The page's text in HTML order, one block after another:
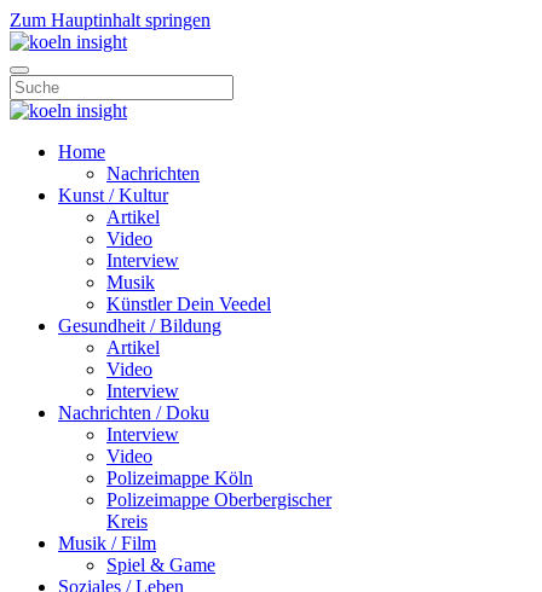
Zum Hauptinhalt springen
Home
Nachrichten
Kunst / Kultur
Artikel
Video
Interview
Musik
Künstler Dein Veedel
Gesundheit / Bildung
Artikel
Video
Interview
Nachrichten / Doku
Interview
Video
Polizeimappe Köln
Polizeimappe Oberbergischer
Kreis
Musik / Film
Spiel & Game
Soziales / Leben